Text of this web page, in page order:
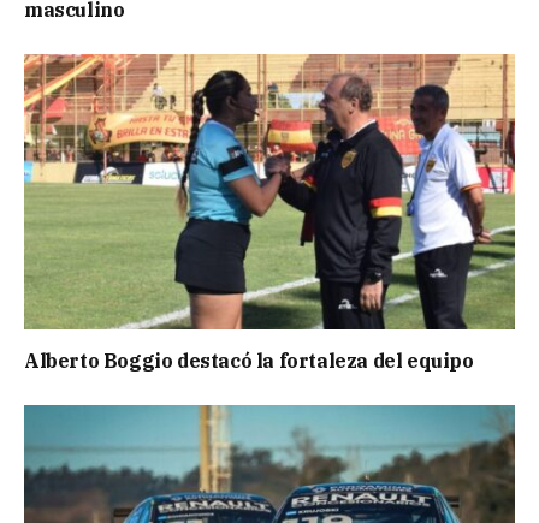
masculino
Alberto Boggio destacó la fortaleza del equipo